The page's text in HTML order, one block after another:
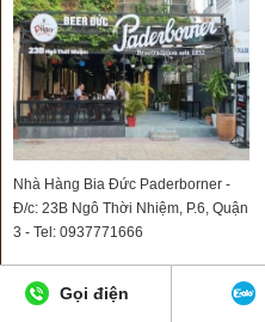
Nhà Hàng Bia Đức Paderborner -
Đ/c: 23B Ngô Thời Nhiệm, P.6, Quận
3 - Tel: 0937771666
Mì Gà Tiềm Ngũ Vị Thịnh Phát,
Gọi điện